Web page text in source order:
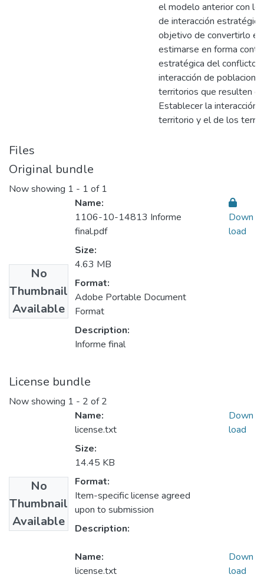
el modelo anterior con
de interacción
objetivo de convertirlo
estimarse en forma
estratégica del conflicto
interacción de
territorios que resulten
Establecer la
territorio y el de los
Files
Original bundle
Now showing 1 - 1 of 1
No
Thumbnail
Available
Name:
1106-10-14813 Informe
final.pdf
Size:
4.63 MB
Format:
Adobe Portable Document
Format
Description:
Informe final
Down
load
License bundle
Now showing 1 - 2 of 2
No
Thumbnail
Available
Name:
license.txt
Size:
14.45 KB
Format:
Item-specific license agreed
upon to submission
Description:
Down
load
Name:
license.txt
Down
load